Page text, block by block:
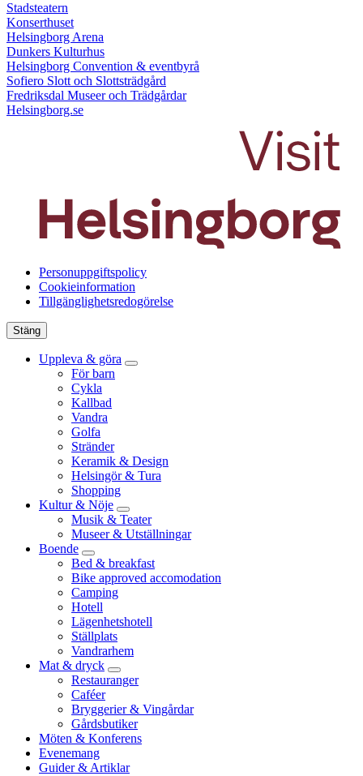
Stadsteatern
Konserthuset
Helsingborg Arena
Dunkers Kulturhus
Helsingborg Convention & eventbyrå
Sofiero Slott och Slottsträdgård
Fredriksdal Museer och Trädgårdar
Helsingborg.se
Personuppgiftspolicy
Cookieinformation
Tillgänglighetsredogörelse
Stäng
Uppleva & göra
För barn
Cykla
Kallbad
Vandra
Golfa
Stränder
Keramik & Design
Helsingör & Tura
Shopping
Kultur & Nöje
Musik & Teater
Museer & Utställningar
Boende
Bed & breakfast
Bike approved accomodation
Camping
Hotell
Lägenhetshotell
Ställplats
Vandrarhem
Mat & dryck
Restauranger
Caféer
Bryggerier & Vingårdar
Gårdsbutiker
Möten & Konferens
Evenemang
Guider & Artiklar